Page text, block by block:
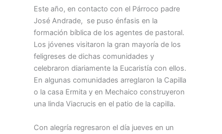
Este año, en contacto con el Párroco padre
José Andrade, se puso énfasis en la
formación bíblica de los agentes de pastoral.
Los jóvenes visitaron la gran mayoría de los
feligreses de dichas comunidades y
celebraron diariamente la Eucaristía con ellos.
En algunas comunidades arreglaron la Capilla
o la casa Ermita y en Mechaico construyeron
una linda Viacrucis en el patio de la capilla.
Con alegría regresaron el día jueves en un